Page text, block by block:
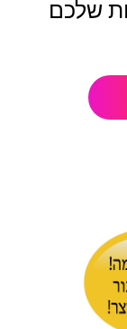
שלכם